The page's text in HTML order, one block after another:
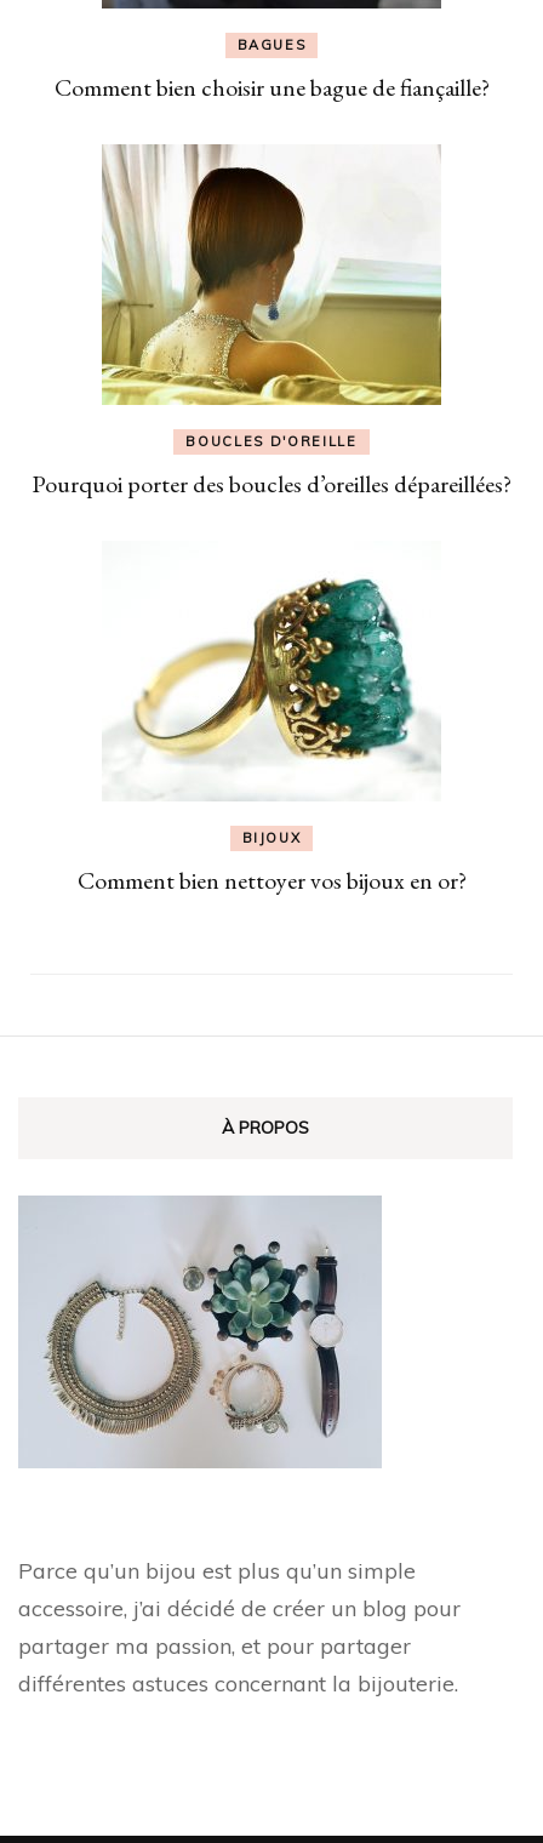
BAGUES
Comment bien choisir une bague de fiançaille?
BOUCLES D'OREILLE
Pourquoi porter des boucles d’oreilles dépareillées?
BIJOUX
Comment bien nettoyer vos bijoux en or?
À PROPOS
Parce qu’un bijou est plus qu’un simple
accessoire, j’ai décidé de créer un blog pour
partager ma passion, et pour partager
différentes astuces concernant la bijouterie.